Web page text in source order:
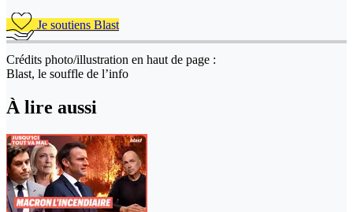
Je soutiens Blast
Crédits photo/illustration en haut de page :
Blast, le souffle de l’info
À lire aussi